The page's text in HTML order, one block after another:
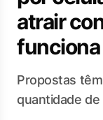
atrair
funciona
Propostas
quantidade